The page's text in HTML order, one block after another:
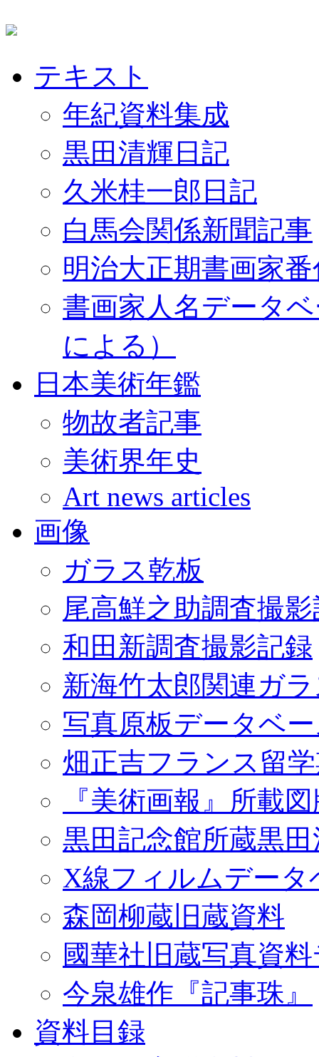
テキスト
年紀資料集成
黒田清輝日記
久米桂一郎日記
白馬会関係新聞記事
明治大正期書画家
書画家人名データ
による）
日本美術年鑑
物故者記事
美術界年史
Art news articles
画像
ガラス乾板
尾高鮮之助調査撮
和田新調査撮影記録
新海竹太郎関連ガ
写真原板データベ
畑正吉フランス留
『美術画報』所載
黒田記念館所蔵黒
X線フィルムデータ
森岡柳蔵旧蔵資料
國華社旧蔵写真資
今泉雄作『記事珠』
資料目録